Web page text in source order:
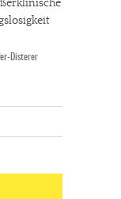
Disterer